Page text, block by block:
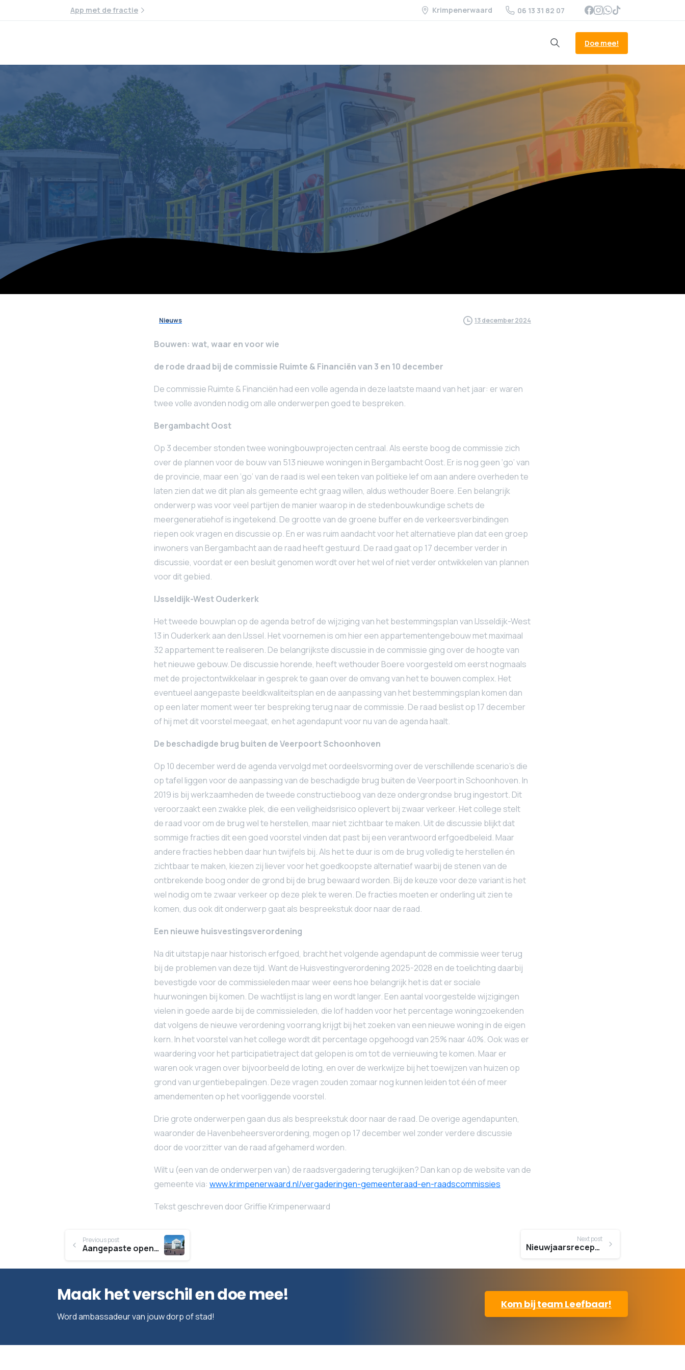
App met de fractie Krimpenerwaard 06 13 31 82 07
Search
Doe mee!
Nieuws 13 december 2024
Bouwen: wat, waar en voor wie
de rode draad bij de commissie Ruimte & Financiën van 3 en 10 december
De commissie Ruimte & Financiën had een volle agenda in deze laatste maand van het jaar: er waren
twee volle avonden nodig om alle onderwerpen goed te bespreken.
Bergambacht Oost
Op 3 december stonden twee woningbouwprojecten centraal. Als eerste boog de commissie zich
over de plannen voor de bouw van 513 nieuwe woningen in Bergambacht Oost. Er is nog geen ‘go’ van
de provincie, maar een ‘go’ van de raad is wel een teken van politieke lef om aan andere overheden te
laten zien dat we dit plan als gemeente echt graag willen, aldus wethouder Boere. Een belangrijk
onderwerp was voor veel partijen de manier waarop in de stedenbouwkundige schets de
meergeneratiehof is ingetekend. De grootte van de groene buffer en de verkeersverbindingen
riepen ook vragen en discussie op. En er was ruim aandacht voor het alternatieve plan dat een groep
inwoners van Bergambacht aan de raad heeft gestuurd. De raad gaat op 17 december verder in
discussie, voordat er een besluit genomen wordt over het wel of niet verder ontwikkelen van plannen
voor dit gebied.
IJsseldijk-West Ouderkerk
Het tweede bouwplan op de agenda betrof de wijziging van het bestemmingsplan van IJsseldijk-West
13 in Ouderkerk aan den IJssel. Het voornemen is om hier een appartementengebouw met maximaal
32 appartement te realiseren. De belangrijkste discussie in de commissie ging over de hoogte van
het nieuwe gebouw. De discussie horende, heeft wethouder Boere voorgesteld om eerst nogmaals
met de projectontwikkelaar in gesprek te gaan over de omvang van het te bouwen complex. Het
eventueel aangepaste beeldkwaliteitsplan en de aanpassing van het bestemmingsplan komen dan
op een later moment weer ter bespreking terug naar de commissie. De raad beslist op 17 december
of hij met dit voorstel meegaat, en het agendapunt voor nu van de agenda haalt.
De beschadigde brug buiten de Veerpoort Schoonhoven
Op 10 december werd de agenda vervolgd met oordeelsvorming over de verschillende scenario’s die
op tafel liggen voor de aanpassing van de beschadigde brug buiten de Veerpoort in Schoonhoven. In
2019 is bij werkzaamheden de tweede constructieboog van deze ondergrondse brug ingestort. Dit
veroorzaakt een zwakke plek, die een veiligheidsrisico oplevert bij zwaar verkeer. Het college stelt
de raad voor om de brug wel te herstellen, maar niet zichtbaar te maken. Uit de discussie blijkt dat
sommige fracties dit een goed voorstel vinden dat past bij een verantwoord erfgoedbeleid. Maar
andere fracties hebben daar hun twijfels bij. Als het te duur is om de brug volledig te herstellen én
zichtbaar te maken, kiezen zij liever voor het goedkoopste alternatief waarbij de stenen van de
ontbrekende boog onder de grond bij de brug bewaard worden. Bij de keuze voor deze variant is het
wel nodig om te zwaar verkeer op deze plek te weren. De fracties moeten er onderling uit zien te
komen, dus ook dit onderwerp gaat als bespreekstuk door naar de raad.
Een nieuwe huisvestingsverordening
Na dit uitstapje naar historisch erfgoed, bracht het volgende agendapunt de commissie weer terug
bij de problemen van deze tijd. Want de Huisvestingverordening 2025-2028 en de toelichting daarbij
bevestigde voor de commissieleden maar weer eens hoe belangrijk het is dat er sociale
huurwoningen bij komen. De wachtlijst is lang en wordt langer. Een aantal voorgestelde wijzigingen
vielen in goede aarde bij de commissieleden, die lof hadden voor het percentage woningzoekenden
dat volgens de nieuwe verordening voorrang krijgt bij het zoeken van een nieuwe woning in de eigen
kern. In het voorstel van het college wordt dit percentage opgehoogd van 25% naar 40%. Ook was er
waardering voor het participatietraject dat gelopen is om tot de vernieuwing te komen. Maar er
waren ook vragen over bijvoorbeeld de loting, en over de werkwijze bij het toewijzen van huizen op
grond van urgentiebepalingen. Deze vragen zouden zomaar nog kunnen leiden tot één of meer
amendementen op het voorliggende voorstel.
Drie grote onderwerpen gaan dus als bespreekstuk door naar de raad. De overige agendapunten,
waaronder de Havenbeheersverordening, mogen op 17 december wel zonder verdere discussie
door de voorzitter van de raad afgehamerd worden.
Wilt u (een van de onderwerpen van) de raadsvergadering terugkijken? Dan kan op de website van de
gemeente via: www.krimpenerwaard.nl/vergaderingen-gemeenteraad-en-raadscommissies
Tekst geschreven door Griffie Krimpenerwaard
Continue
Reading
Previous post
Aangepaste openingstijden Klant Contact Centrum (KCC) gemeente rond feestdagen
Next post
Nieuwjaarsreceptie gemeente Krimpenerwaard op 9 januari
Maak het verschil en doe mee!
Word ambassadeur van jouw dorp of stad!
Kom bij team Leefbaar!